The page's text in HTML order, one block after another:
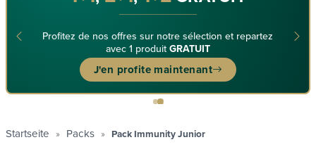
Profitez de nos offres sur notre sélection et repartez
avec 1 produit GRATUIT
J'en profite maintenant
Startseite Packs Pack Immunity Junior